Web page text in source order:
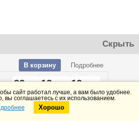
Скрыть
В корзину Подробнее
22 12 19
сайт работал лучше, а вам было удобнее.
вы соглашаетесь с их использованием.
Хорошо